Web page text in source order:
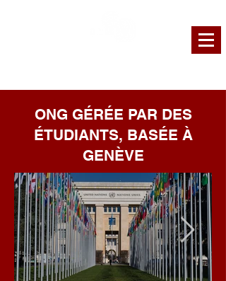
ONG GÉRÉE PAR DES
ÉTUDIANTS, BASÉE À
GENÈVE